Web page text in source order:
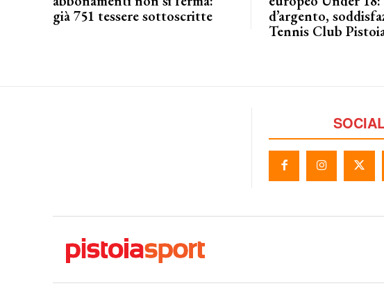
già 751 tessere sottoscritte
d’argento,
Tennis Club